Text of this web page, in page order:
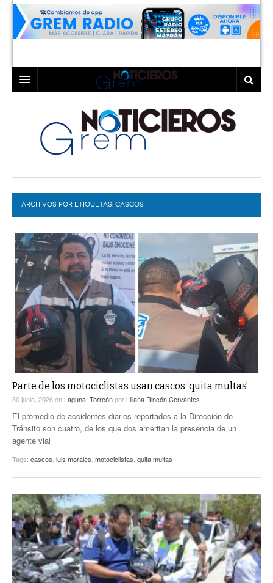
LAGUNA
TORREÓN
GÓMEZ PALACIO
LERDO
COAHUILA
DURANGO
DEPORTES
EXA
EL EXACTO
EXA INFORMA
GLOBO
CONTEXTOS
TRAYECTO LAGUNA
A MEDIA MAÑANA
A TODA LEY
DIÁLOGOS CON LA HISTORIA
TWEETS AND BEATS
LA MEJOR 97.1 ESTÉREO GALLITO
ACTUALIDADES GREM
LA MEJOR INFORMACIÓN
COLABORADORES
PC29
ACTUALIDADES GREM
ARCHIVOS POR ETIQUETAS: CASCOS
Parte de los motociclistas usan cascos ‘quita multas’
30 junio, 2026en Laguna Torreónpor Liliana Rincón Cervantes
El promedio de accidentes diarios reportados a la Dirección de
Tránsito son cuatro, de los que dos ameritan la presencia de un
agente vial
Tags: cascos luis morales motociclistas quita multas